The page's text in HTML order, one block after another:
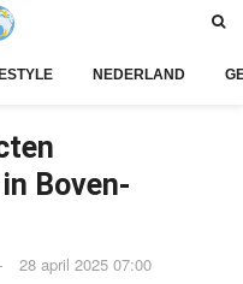
NEDERLAND
Boven-
28 april 2025 07:00